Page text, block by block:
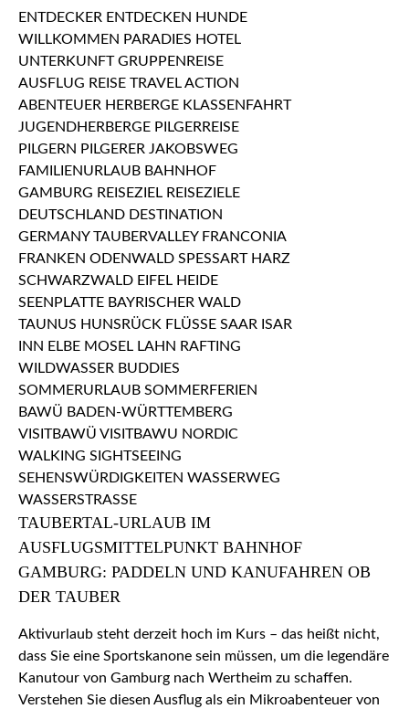
TAUBERTAL-URLAUB IM
AUSFLUGSMITTELPUNKT BAHNHOF
GAMBURG: PADDELN UND KANUFAHREN OB
DER TAUBER
Aktivurlaub steht derzeit hoch im Kurs – das heißt nicht,
dass Sie eine Sportskanone sein müssen, um die legendäre
Kanutour von Gamburg nach Wertheim zu schaffen.
Verstehen Sie diesen Ausflug als ein Mikroabenteuer von